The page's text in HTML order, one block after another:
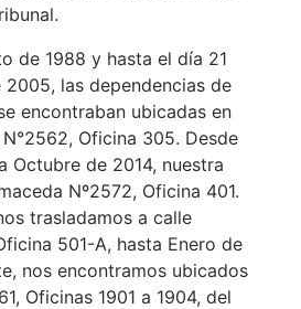
de 1988 y hasta el día 21
las dependencias de
encontraban ubicadas en
Oficina 305. Desde
Octubre de 2014, nuestra
Nº2572, Oficina 401.
trasladamos a calle
501-A, hasta Enero de
nos encontramos ubicados
Oficinas 1901 a 1904, del